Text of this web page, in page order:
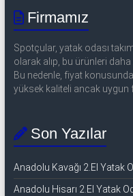
Firmamız
Spotçular, yatak odası
olarak alıp, bu ürünleri
Bu nedenle, fiyat
yüksek kaliteli ancak uygun
Son Yazılar
Anadolu Kavağı 2.El Yatak
Anadolu Hisarı 2.El Yatak